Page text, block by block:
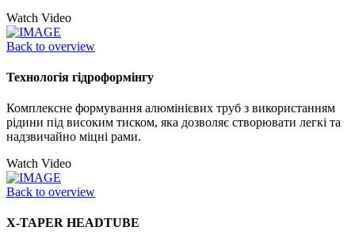
Watch Video
Back to overview
Технологія гідроформінгу
Комплексне формування алюмінієвих труб з використанням
рідини під високим тиском, яка дозволяє створювати легкі та
надзвичайно міцні рами.
Watch Video
Back to overview
X-TAPER HEADTUBE